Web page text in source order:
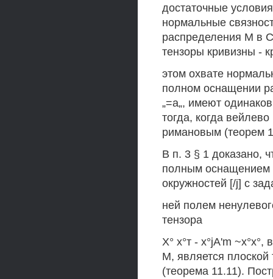
достаточные
нормальные
распределения M в
тензоры кривизны -
этом охвате
полном оснащении
„=а„, имеют
тогда, когда
римановым (теорем
В п. 3 § 1 доказано,
полным оснащением
окружностей [/j] с
ней полем
тензора
Х° х°т - x°jA'm
М, является плоской
(теорема 11.11).